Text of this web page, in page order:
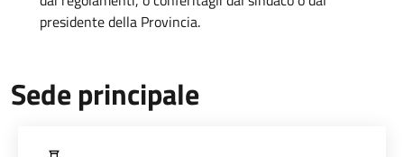
presidente della Provincia.
Sede principale